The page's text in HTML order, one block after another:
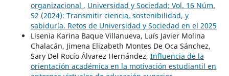
organizacional , Universidad y Sociedad: Vol. 16 Núm.
S2 (2024): Transmitir ciencia, sostenibilidad, y
sabiduría. Retos de Universidad y Sociedad en el 2025
Lisenia Karina Baque Villanueva, Luís Javier Molina
Chalacán, Jimena Elizabeth Montes De Oca Sánchez,
Sary Del Rocío Álvarez Hernández, Influencia de la
orientación académica en la motivación estudiantil en